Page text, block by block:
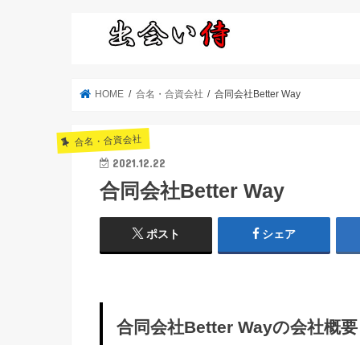
HOME 合名・合資会社 合同会社Better Way
合名・合資会社
2021.12.22
合同会社Better Way
ポスト シェア
合同会社Better Wayの会社概要